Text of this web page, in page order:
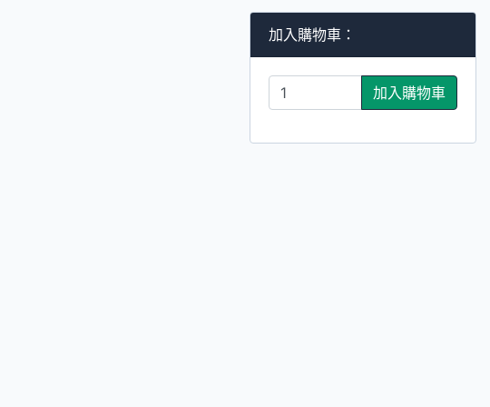
加入購物車：
加入購物車